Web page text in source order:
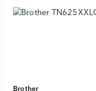
Brother